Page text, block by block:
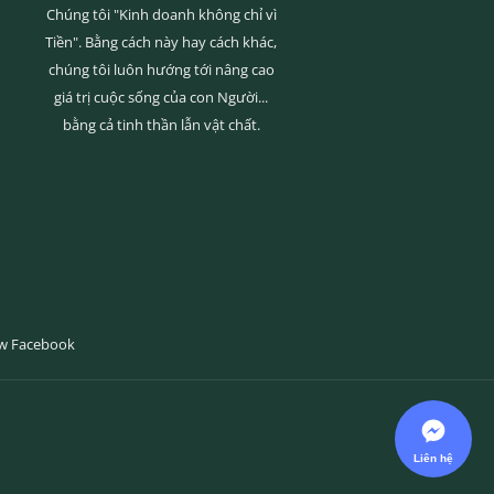
Chúng tôi "Kinh doanh không chỉ vì
Tiền". Bằng cách này hay cách khác,
chúng tôi luôn hướng tới nâng cao
giá trị cuộc sống của con Người...
bằng cả tinh thần lẫn vật chất.
Facebook